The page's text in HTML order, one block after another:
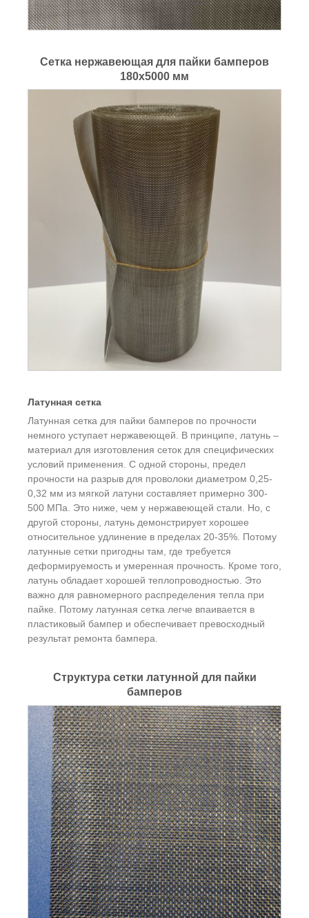
Сетка нержавеющая для пайки бамперов
180x5000 мм
Латунная сетка
Латунная сетка для пайки бамперов по прочности
немного уступает нержавеющей. В принципе, латунь –
материал для изготовления сеток для специфических
условий применения. С одной стороны, предел
прочности на разрыв для проволоки диаметром 0,25-
0,32 мм из мягкой латуни составляет примерно 300-
500 МПа. Это ниже, чем у нержавеющей стали. Но, с
другой стороны, латунь демонстрирует хорошее
относительное удлинение в пределах 20-35%. Потому
латунные сетки пригодны там, где требуется
деформируемость и умеренная прочность. Кроме того,
латунь обладает хорошей теплопроводностью. Это
важно для равномерного распределения тепла при
пайке. Потому латунная сетка легче впаивается в
пластиковый бампер и обеспечивает превосходный
результат ремонта бампера.
Структура сетки латунной для пайки
бамперов